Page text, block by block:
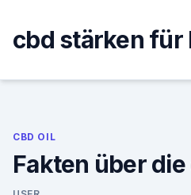
content
cbd stärken für
CBD OIL
Fakten über